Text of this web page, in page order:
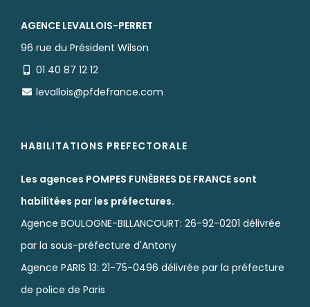
AGENCE LEVALLOIS-PERRET
96 rue du Président Wilson
01 40 87 12 12
levallois@pfdefrance.com
HABILITATIONS PREFECTORALE
Les agences POMPES FUNÈBRES DE FRANCE sont
habilitées par les préfectures.
Agence BOULOGNE-BILLANCOURT: 26-92-0201 délivrée
par la sous-préfecture d'Antony
Agence PARIS 13: 21-75-0496 délivrée par la préfecture
de police de Paris